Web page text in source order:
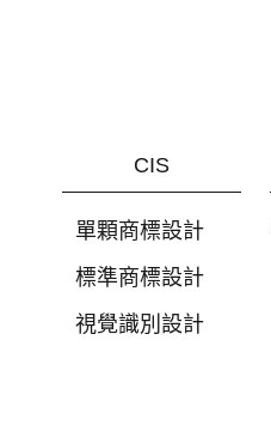
CIS
單顆商標設計
標準商標設計
視覺識別設計